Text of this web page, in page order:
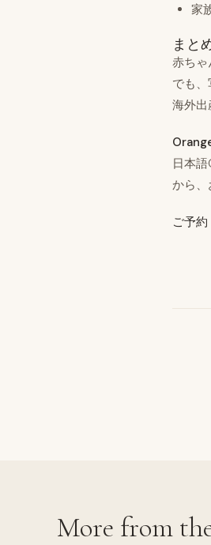
家
まと
赤ちゃ
でも
海外出
日本
から、
ご予
More from